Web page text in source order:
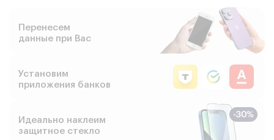
Перенесем
данные при Вас
Установим
приложения банков
Идеально наклеим
защитное стекло